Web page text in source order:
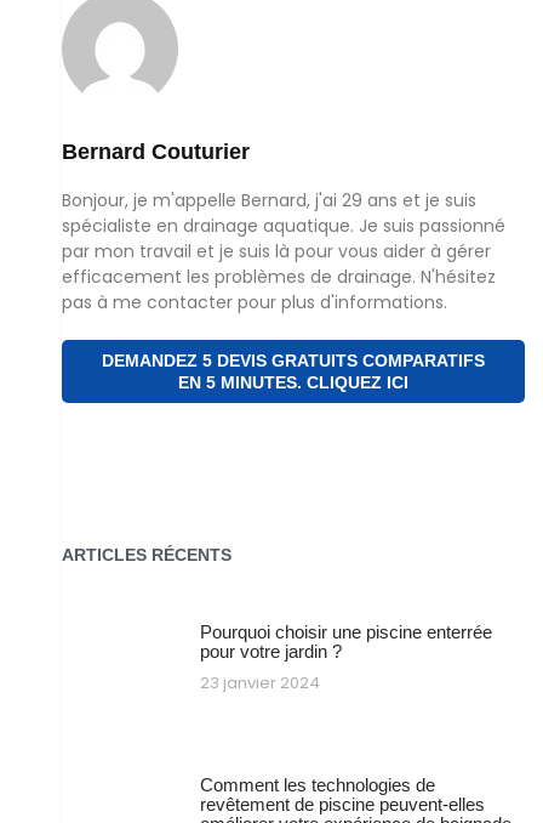
Bernard Couturier
Bonjour, je m'appelle Bernard, j'ai 29 ans et je suis
spécialiste en drainage aquatique. Je suis passionné
par mon travail et je suis là pour vous aider à gérer
efficacement les problèmes de drainage. N'hésitez
pas à me contacter pour plus d'informations.
DEMANDEZ 5 DEVIS GRATUITS COMPARATIFS
EN 5 MINUTES. CLIQUEZ ICI
ARTICLES RÉCENTS
Pourquoi choisir une piscine enterrée
pour votre jardin ?
23 janvier 2024
Comment les technologies de
revêtement de piscine peuvent-elles